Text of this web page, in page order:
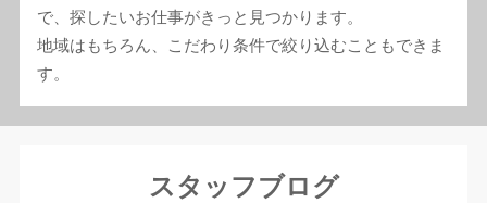
で、探したいお仕事がきっと見つかります。
地域はもちろん、こだわり条件で絞り込むこともできま
す。
スタッフブログ